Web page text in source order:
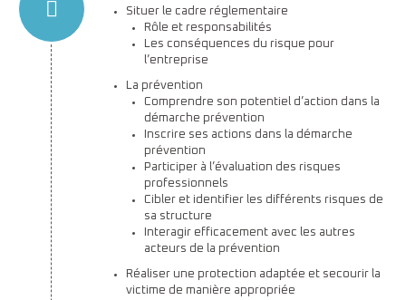
Situer le cadre réglementaire
Rôle et responsabilités
Les conséquences du risque pour
l’entreprise
La prévention
Comprendre son potentiel d’action dans la
démarche prévention
Inscrire ses actions dans la démarche
prévention
Participer à l’évaluation des risques
professionnels
Cibler et identifier les différents risques de
sa structure
Interagir efficacement avec les autres
acteurs de la prévention
Réaliser une protection adaptée et secourir la
victime de manière appropriée